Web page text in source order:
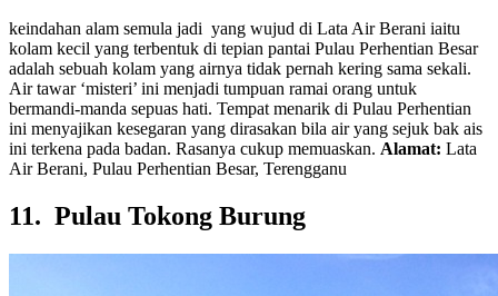
keindahan alam semula jadi yang wujud di Lata Air Berani iaitu
kolam kecil yang terbentuk di tepian pantai Pulau Perhentian Besar
adalah sebuah kolam yang airnya tidak pernah kering sama sekali.
Air tawar ‘misteri’ ini menjadi tumpuan ramai orang untuk
bermandi-manda sepuas hati. Tempat menarik di Pulau Perhentian
ini menyajikan kesegaran yang dirasakan bila air yang sejuk bak ais
ini terkena pada badan. Rasanya cukup memuaskan. Alamat: Lata
Air Berani, Pulau Perhentian Besar, Terengganu
11. Pulau Tokong Burung